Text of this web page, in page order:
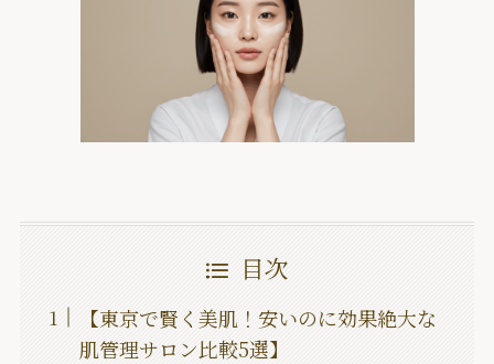
目次
【東京で賢く美肌！安いのに効果絶大な
肌管理サロン比較5選】